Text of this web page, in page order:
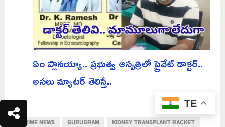
ఏం ప్లానయ్యా.. ప్రభుత్వ ఆస్పత్రిలో ప్రైవేట్ డాక్టర్..
అసలు మ్యాటర్ తెలిస్తే..
CRIME NEWS GURUGRAM KIDNEY TRANSPLANT RACKET
TE